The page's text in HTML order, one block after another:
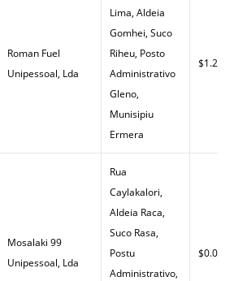
Roman Fuel
Unipessoal, Lda
Lima, Aldeia
Gomhei, Suco
Riheu, Posto
Administrativo
Gleno,
Munisipiu
Ermera
$1.27
Mosalaki 99
Unipessoal, Lda
Rua
Caylakalori,
Aldeia Raca,
Suco Rasa,
Postu
Administrativo,
$0.00